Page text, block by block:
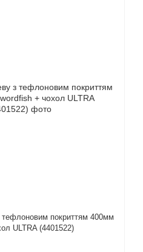
тефлоновим покриттям 400мм
ULTRA (4401522)